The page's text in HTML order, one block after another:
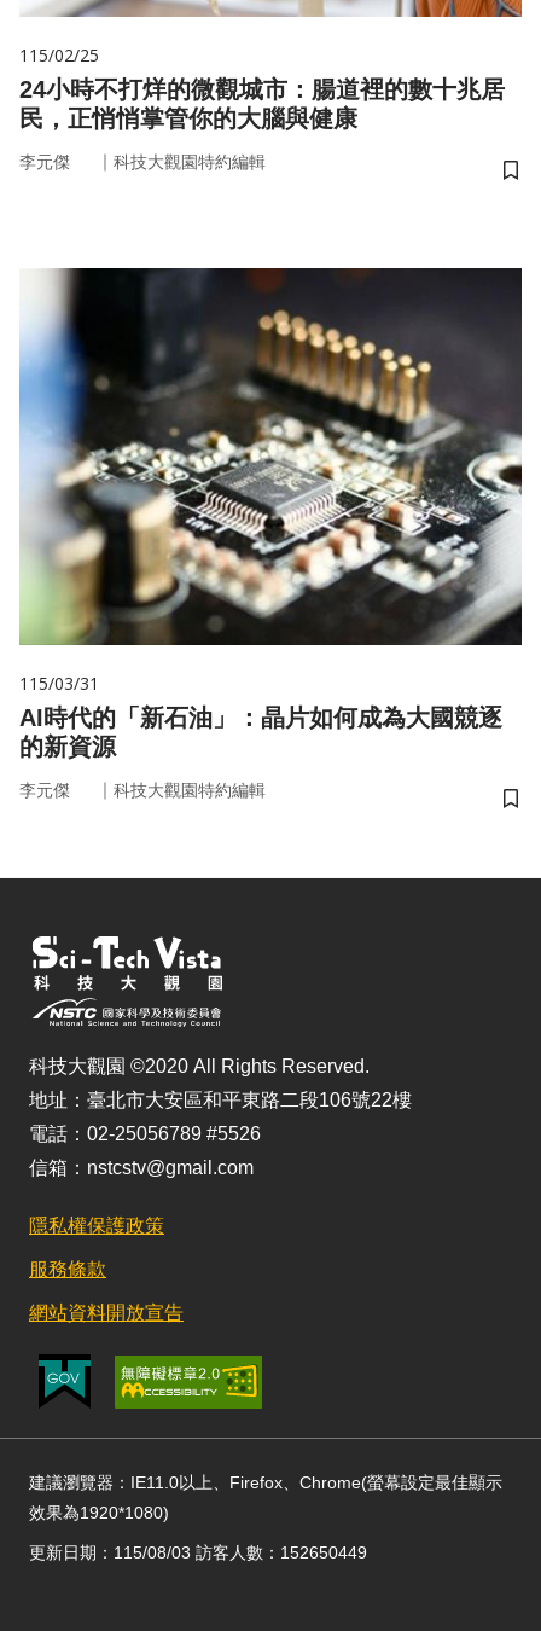
115/02/25
24小時不打烊的微觀城市：腸道裡的數十兆居
民，正悄悄掌管你的大腦與健康
李元傑 ｜ 科技大觀園特約編輯
儲
115/03/31
AI時代的「新石油」：晶片如何成為大國競逐
的新資源
李元傑 ｜ 科技大觀園特約編輯
儲
科技大觀園 ©2020 All Rights Reserved.
地址：臺北市大安區和平東路二段106號22樓
電話：02-25056789 #5526
信箱：nstcstv@gmail.com
隱私權保護政策
服務條款
網站資料開放宣告
建議瀏覽器：IE11.0以上、Firefox、Chrome(螢幕設定最佳顯示
效果為1920*1080)
更新日期：115/08/03 訪客人數：152650449